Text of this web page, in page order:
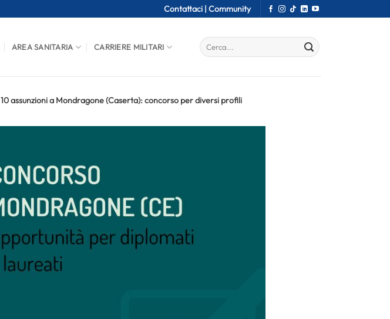
Contattaci | Community
AREA SANITARIA CARRIERE MILITARI
10 assunzioni a Mondragone (Caserta): concorso per diversi profili